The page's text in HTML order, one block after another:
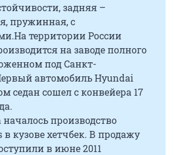
задняя –
пружинная, с
территории России
на заводе полного
под Санкт-
автомобиль Hyundai
седан сошел с конвейера 17
началось производство
кузове хетчбек. В продажу
в июне 2011